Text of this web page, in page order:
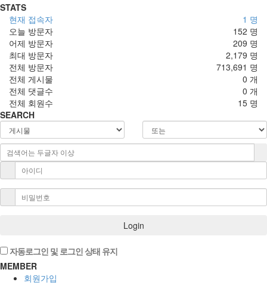
STATS
1 명
현재 접속자
152 명
오늘 방문자
209 명
어제 방문자
2,179 명
최대 방문자
713,691 명
전체 방문자
0 개
전체 게시물
0 개
전체 댓글수
15 명
전체 회원수
SEARCH
Login
자동로그인 및 로그인 상태 유지
MEMBER
회원가입